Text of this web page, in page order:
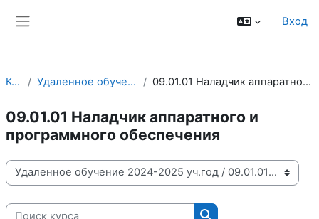
Вход
Курсы Удаленное обучение 2024-2025 уч.год 09.01.01 Наладчик аппаратного и программного обеспечения
09.01.01 Наладчик аппаратного и
программного обеспечения
Категории курсов
Поиск курса